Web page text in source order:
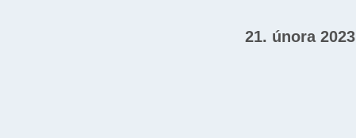
21. února 2023